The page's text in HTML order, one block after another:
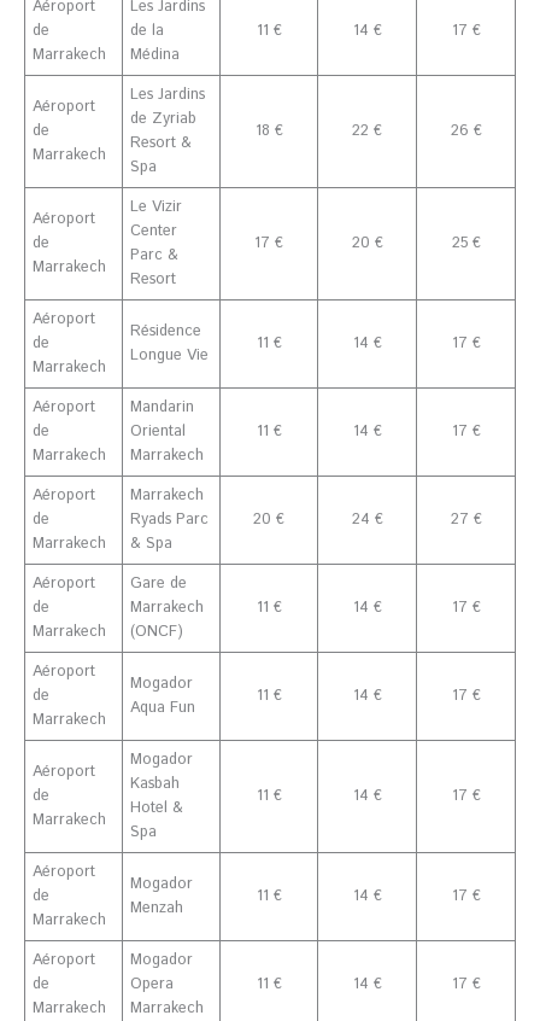
Aéroport
de
Marrakech
Les Jardins
de la
Médina
11 € 14 € 17 €
Aéroport
de
Marrakech
Les Jardins
de Zyriab
Resort &
Spa
18 € 22 € 26 €
Aéroport
de
Marrakech
Le Vizir
Center
Parc &
Resort
17 € 20 € 25 €
Aéroport
de
Marrakech
Résidence
Longue Vie
11 € 14 € 17 €
Aéroport
de
Marrakech
Mandarin
Oriental
Marrakech
11 € 14 € 17 €
Aéroport
de
Marrakech
Marrakech
Ryads Parc
& Spa
20 € 24 € 27 €
Aéroport
de
Marrakech
Gare de
Marrakech
(ONCF)
11 € 14 € 17 €
Aéroport
de
Marrakech
Mogador
Aqua Fun
11 € 14 € 17 €
Aéroport
de
Marrakech
Mogador
Kasbah
Hotel &
Spa
11 € 14 € 17 €
Aéroport
de
Marrakech
Mogador
Menzah
11 € 14 € 17 €
Aéroport
de
Marrakech
Mogador
Opera
Marrakech
11 € 14 € 17 €